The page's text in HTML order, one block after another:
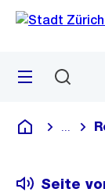
Sprunglink
Menü
Deutsch
Seite